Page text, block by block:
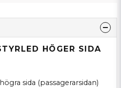
HÖGER SIDA
sida (passagerarsidan)